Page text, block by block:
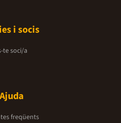
i socis
te soci/a
Ajuda
freqüents